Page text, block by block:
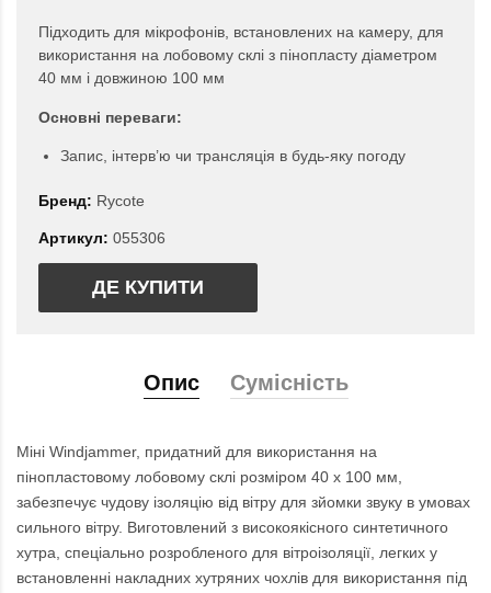
Підходить для мікрофонів, встановлених на камеру, для
використання на лобовому склі з пінопласту діаметром
40 мм і довжиною 100 мм
Основні переваги:
Запис, інтерв’ю чи трансляція в будь-яку погоду
Бренд: Rycote
Артикул: 055306
ДЕ КУПИТИ
Опис Сумісність
Міні Windjammer, придатний для використання на
пінопластовому лобовому склі розміром 40 х 100 мм,
забезпечує чудову ізоляцію від вітру для зйомки звуку в умовах
сильного вітру. Виготовлений з високоякісного синтетичного
хутра, спеціально розробленого для вітроізоляції, легких у
встановленні накладних хутряних чохлів для використання під